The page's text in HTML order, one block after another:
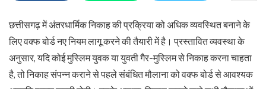
छत्तीसगढ़ में अंतरधार्मिक निकाह की प्रक्रिया को अधिक व्यवस्थित बनाने के
लिए वक्फ बोर्ड नए नियम लागू करने की तैयारी में है। प्रस्तावित व्यवस्था के
अनुसार, यदि कोई मुस्लिम युवक या युवती गैर-मुस्लिम से निकाह करना चाहता
है, तो निकाह संपन्न कराने से पहले संबंधित मौलाना को वक्फ बोर्ड से आवश्यक